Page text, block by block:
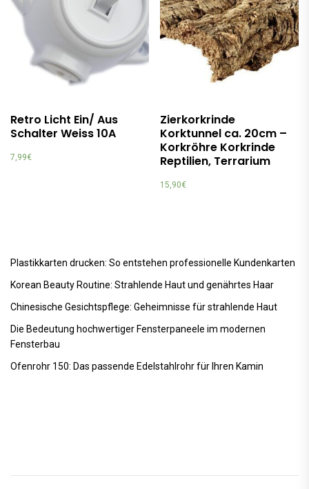
Retro Licht Ein/ Aus
Schalter Weiss 10A
7,99€
Zierkorkrinde
Korktunnel ca. 20cm –
Korkröhre Korkrinde
Reptilien, Terrarium
15,90€
Plastikkarten drucken: So entstehen professionelle Kundenkarten
Korean Beauty Routine: Strahlende Haut und genährtes Haar
Chinesische Gesichtspflege: Geheimnisse für strahlende Haut
Die Bedeutung hochwertiger Fensterpaneele im modernen
Fensterbau
Ofenrohr 150: Das passende Edelstahlrohr für Ihren Kamin